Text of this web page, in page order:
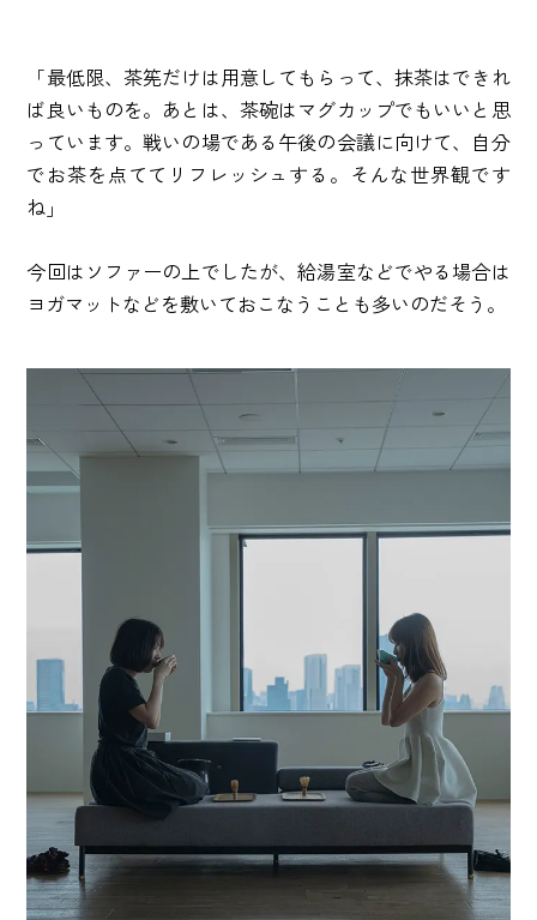
「最低限、茶筅だけは用意してもらって、抹茶はできれ
ば良いものを。あとは、茶碗はマグカップでもいいと思
っています。戦いの場である午後の会議に向けて、自分
でお茶を点ててリフレッシュする。そんな世界観です
ね」
今回はソファーの上でしたが、給湯室などでやる場合は
ヨガマットなどを敷いておこなうことも多いのだそう。